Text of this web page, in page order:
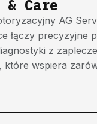
Care
AG
łączy precyzyjne
z
które wspiera